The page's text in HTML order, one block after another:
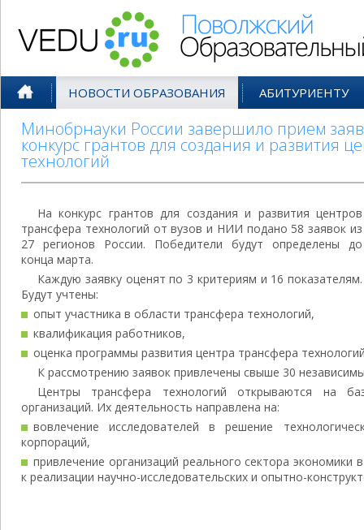
НОВОСТИ ОБРАЗОВАНИЯ АБИТУРИЕНТУ
Минобрнауки России завершило прием
конкурс грантов для создания и развития
технологий
На конкурс грантов для создания и развития центров
трансфера технологий от вузов и НИИ подано 58 заявок из
27 регионов России. Победители будут определены до
конца марта.
Каждую заявку оценят по 3 критериям и 16 показателям.
Будут учтены:
опыт участника в области трансфера технологий,
квалификация работников,
оценка программы развития центра трансфера
К рассмотрению заявок привлечены свыше 30
Центры трансфера технологий открываются на
организаций. Их деятельность направлена на:
вовлечение исследователей в решение
корпораций,
привлечение организаций реального сектора экономики
к реализации научно-исследовательских и опытно-